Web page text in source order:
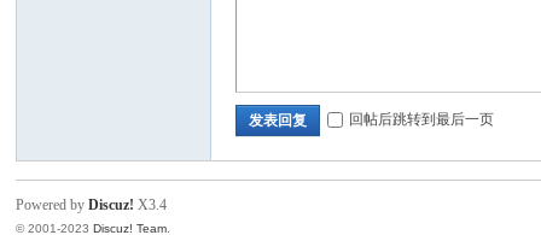
发表回复 回帖后跳转到最后一页
Powered byDiscuz! X3.4
© 2001-2023Discuz! Team